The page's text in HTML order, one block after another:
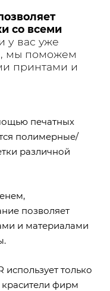
со всеми
у вас уже
мы поможем
принтами и
печатных
полимерные/
различной
позволяет
и материалами
только
красители фирм